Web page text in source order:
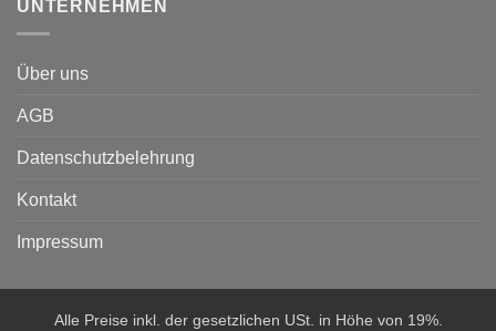
UNTERNEHMEN
Über uns
AGB
Datenschutzbelehrung
Kontakt
Impressum
Alle Preise inkl. der gesetzlichen USt. in Höhe von 19%.